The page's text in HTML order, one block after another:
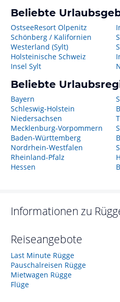
Beliebte
OstseeResort Olpenitz
Schönberg / Kalifornien
Westerland (Sylt)
Holsteinische Schweiz
Insel Sylt
Beliebte
Bayern
Schleswig-Holstein
Niedersachsen
Mecklenburg-Vorpommern
Baden-Württemberg
Nordrhein-Westfalen
Rheinland-Pfalz
Hessen
Informationen zu
Reiseangebote
Last Minute Rügge
Pauschalreisen Rügge
Mietwagen Rügge
Flüge